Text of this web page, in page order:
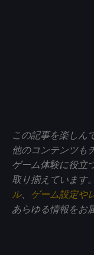
この記事を楽しん
他のコンテンツも
ゲーム体験に役立
取り揃えています。
ル、 ゲーム設定や
あらゆる情報をお